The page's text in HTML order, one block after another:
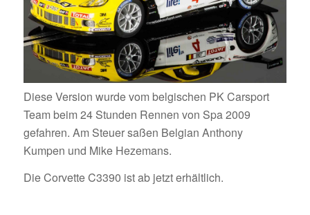
Diese Version wurde vom belgischen PK Carsport
Team beim 24 Stunden Rennen von Spa 2009
gefahren. Am Steuer saßen Belgian Anthony
Kumpen und Mike Hezemans.
Die Corvette C3390 ist ab jetzt erhältlich.